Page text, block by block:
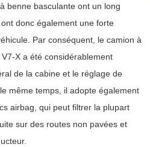
benne basculante ont un long
donc également une forte
Par conséquent, le camion à
X a été considérablement
de la cabine et le réglage de
même temps, il adopte également
airbag, qui peut filtrer la plupart
sur des routes non pavées et